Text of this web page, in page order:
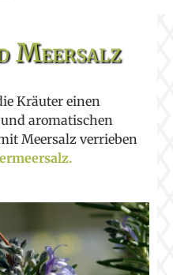
Meersalz
Kräuter einen
aromatischen
Meersalz verrieben